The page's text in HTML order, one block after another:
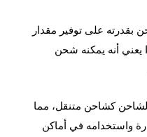
بقدرته على توفير مقدار
يعني أنه يمكنه شحن
كشاحن متنقل، مما
واستخدامه في أماكن